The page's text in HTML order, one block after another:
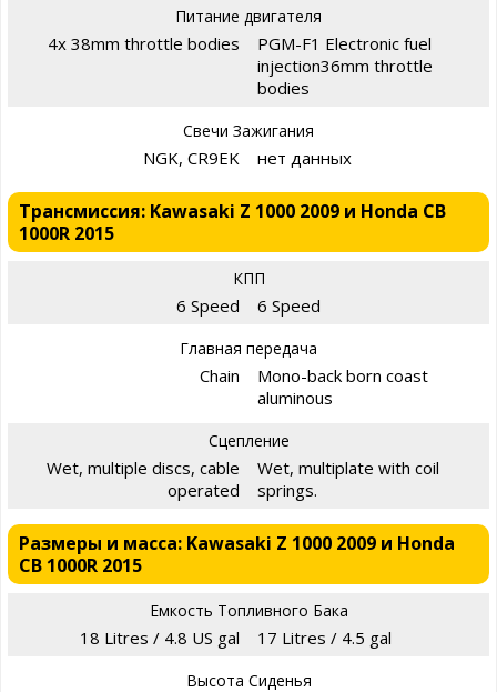
Питание двигателя
4x 38mm throttle bodies
PGM-F1 Electronic fuel
injection36mm throttle
bodies
Свечи Зажигания
NGK, CR9EK нет данных
Трансмиссия: Kawasaki Z 1000 2009 и Honda CB
1000R 2015
КПП
6 Speed 6 Speed
Главная передача
Chain
Mono-back born coast
aluminous
Сцепление
Wet, multiple discs, cable
operated
Wet, multiplate with coil
springs.
Размеры и масса: Kawasaki Z 1000 2009 и Honda
CB 1000R 2015
Емкость Топливного Бака
18 Litres / 4.8 US gal 17 Litres / 4.5 gal
Высота Сиденья